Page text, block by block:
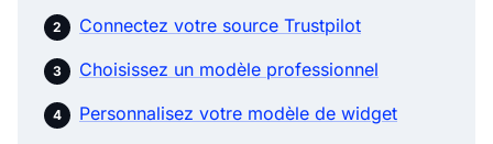
Connectez votre source Trustpilot
Choisissez un modèle professionnel
Personnalisez votre modèle de widget